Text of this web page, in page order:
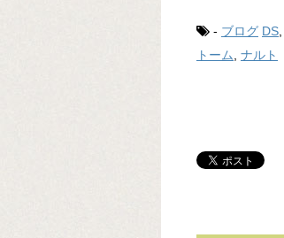
- ブログ DS
トーム
ナルト